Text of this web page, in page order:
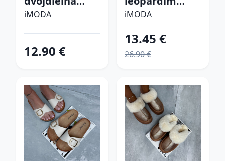
bavlnená
iMODA
12.90 €
vzorom
iMODA
13.45 €
26.90 €